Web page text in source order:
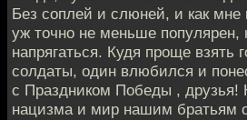
Без соплей и слюней, и как
уж точно не меньше популярен,
напрягаться. Кудя проще взять
солдаты, один влюбился и
с Праздником Победы , друзья!
нацизма и мир нашим братьям